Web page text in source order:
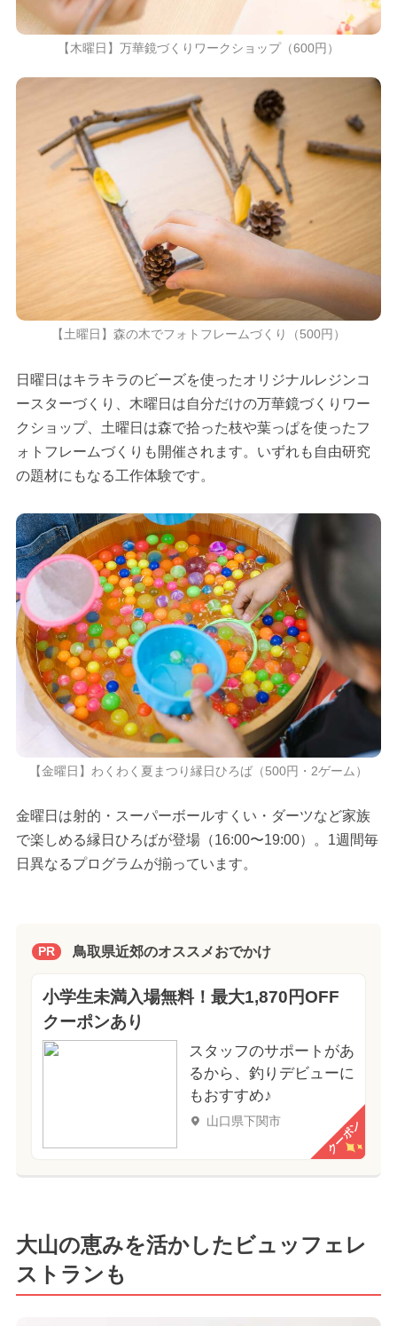
【木曜日】万華鏡づくりワークショップ（600円）
【土曜日】森の木でフォトフレームづくり（500円）
日曜日はキラキラのビーズを使ったオリジナルレジンコ
ースターづくり、木曜日は自分だけの万華鏡づくりワー
クショップ、土曜日は森で拾った枝や葉っぱを使ったフ
ォトフレームづくりも開催されます。いずれも自由研究
の題材にもなる工作体験です。
【金曜日】わくわく夏まつり縁日ひろば（500円・2ゲーム）
金曜日は射的・スーパーボールすくい・ダーツなど家族
で楽しめる縁日ひろばが登場（16:00〜19:00）。1週間毎
日異なるプログラムが揃っています。
PR 鳥取県近郊のオススメおでかけ
小学生未満入場無料！最大1,870円OFF
クーポンあり
スタッフのサポートがあ
るから、釣りデビューに
もおすすめ♪
山口県下関市 クーポン
大山の恵みを活かしたビュッフェレ
ストランも